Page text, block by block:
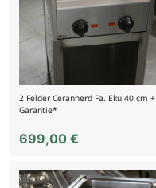
2 Felder Ceranherd Fa. Eku 40 cm +
Garantie*
699,00 €